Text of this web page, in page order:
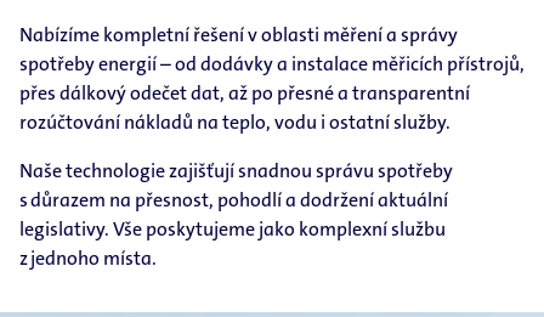
Nabízíme kompletní řešení v oblasti měření a správy
spotřeby energií – od dodávky a instalace měřicích přístrojů,
přes dálkový odečet dat, až po přesné a transparentní
rozúčtování nákladů na teplo, vodu i ostatní služby.
Naše technologie zajišťují snadnou správu spotřeby
s důrazem na přesnost, pohodlí a dodržení aktuální
legislativy. Vše poskytujeme jako komplexní službu
z jednoho místa.